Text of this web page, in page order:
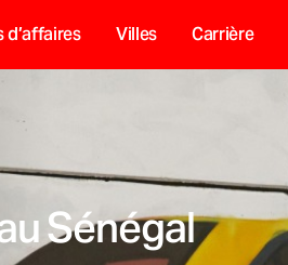
d’affaires Villes Carrière
Sénégal